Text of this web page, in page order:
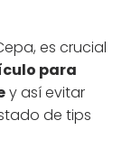
es crucial
para
y así evitar
de tips